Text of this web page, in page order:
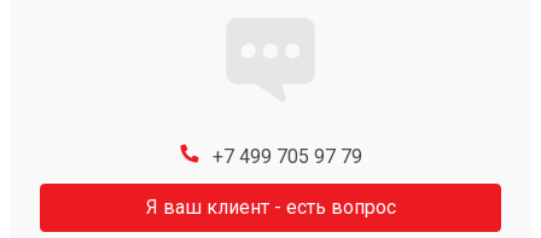
+7 499 705 97 79
Я ваш клиент - есть вопрос